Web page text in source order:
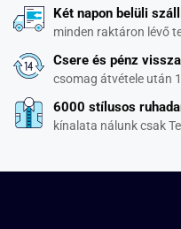
Két napon belüli
minden raktáron lévő
Csere és pénz
csomag átvétele után
6000 stílusos
kínalata nálunk csak